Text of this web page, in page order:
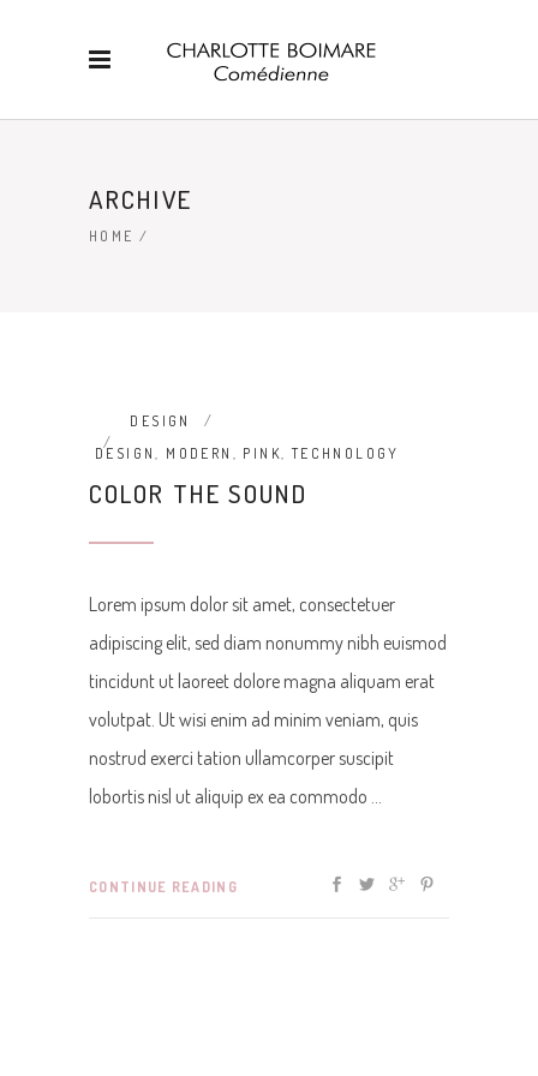
ARCHIVE
HOME /
DESIGN
DESIGN, MODERN , PINK, TECHNOLOGY
COLOR THE SOUND
Lorem ipsum dolor sit amet, consectetuer
adipiscing elit, sed diam nonummy nibh euismod
tincidunt ut laoreet dolore magna aliquam erat
volutpat. Ut wisi enim ad minim veniam, quis
nostrud exerci tation ullamcorper suscipit
lobortis nisl ut aliquip ex ea commodo
CONTINUE READING